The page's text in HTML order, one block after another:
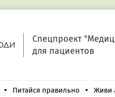
Спецпроект
для пациентов
Питайся правильно Живи